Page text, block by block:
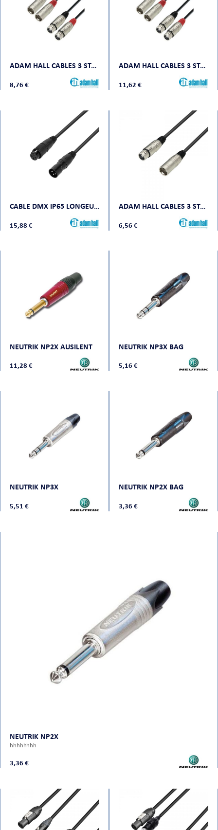
ADAM HALL CABLES 3 STAR TMF 0300
8,76 €
ADAM HALL CABLES 3 STAR TMF 0600
11,62 €
CABLE DMX IP65 LONGEUR 5M
15,88 €
ADAM HALL CABLES 3 STAR MMF 0100
6,56 €
NEUTRIK NP2X AUSILENT
11,28 €
NEUTRIK NP3X BAG
5,16 €
NEUTRIK NP3X
5,51 €
NEUTRIK NP2X BAG
3,36 €
NEUTRIK NP2X
hhhhhhhh
3,36 €